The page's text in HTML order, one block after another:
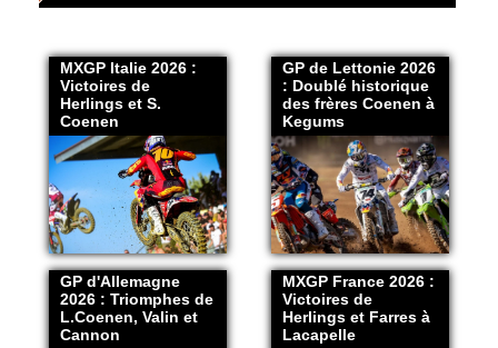
MXGP Italie 2026 :
Victoires de
Herlings et S.
Coenen
GP de Lettonie 2026
: Doublé historique
des frères Coenen à
Kegums
GP d'Allemagne
2026 : Triomphes de
L.Coenen, Valin et
Cannon
MXGP France 2026 :
Victoires de
Herlings et Farres à
Lacapelle